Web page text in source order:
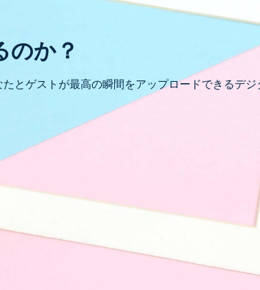
のか？
とゲストが最高の瞬間をアップロードできるデジ